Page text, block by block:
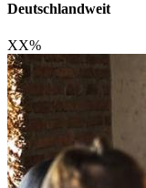
Deutschlandweit
XX%